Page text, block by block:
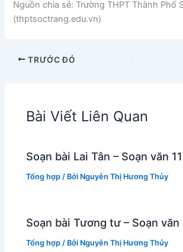
Nguồn chia sẻ: Trường THPT Thành Phố
(thptsoctrang.edu.vn)
TRƯỚC ĐÓ
Bài Viết Liên Quan
Soạn bài Lai Tân – Soạn văn 11
Tổng hợp / Bởi Nguyễn Thị Hương Thủy
Soạn bài Tương tư – Soạn văn
Tổng hợp / Bởi Nguyễn Thị Hương Thủy